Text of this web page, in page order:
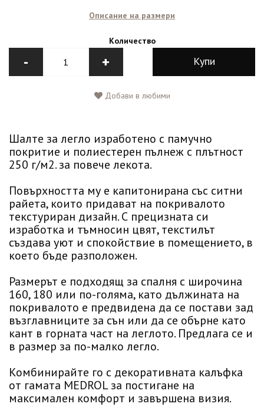
Описание на размери
Количество
- + Купи
Добави в любими
Шалте за легло изработено с памучно
покритие и полиестерен пълнеж с плътност
250 г/м2. за повече лекота.
Повърхността му е капитонирана със ситни
райета, които придават на покривалото
текстуриран дизайн. С прецизната си
изработка и тъмносин цвят, текстилът
създава уют и спокойствие в помещението, в
което бъде разположен.
Размерът е подходящ за спалня с широчина
160, 180 или по-голяма, като дължината на
покривалото е предвидена да се постави зад
възглавниците за сън или да се обърне като
кант в горната част на леглото. Предлага се и
в размер за по-малко легло.
Комбинирайте го с декоративната калъфка
от гамата MEDROL за постигане на
максимален комфорт и завършена визия.